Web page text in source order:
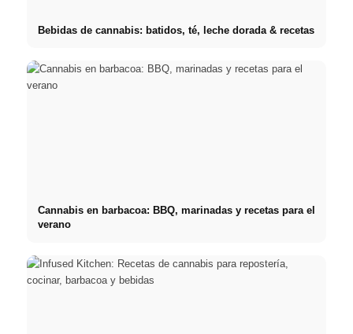
Bebidas de cannabis: batidos, té, leche dorada & recetas
Cannabis en barbacoa: BBQ, marinadas y recetas para el
verano